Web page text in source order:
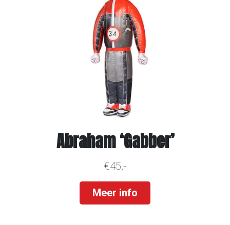
Abraham ‘Gabber’
€45,-
Meer info